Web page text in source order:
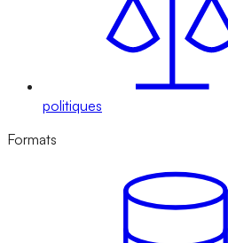
politiques
Formats